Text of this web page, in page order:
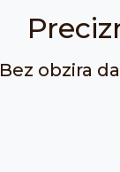
Bez obzira